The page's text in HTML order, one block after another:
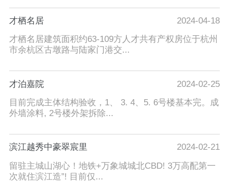
才栖名居
2024-04-18
才栖名居建筑面积约63-109方人才共有产权房位于杭州
市余杭区古墩路与陆家门港交...
才泊嘉院
2024-02-25
目前完成主体结构验收，1、 3. 4、5. 6号楼基本完。成
外墙涂料, 2号楼外架拆除...
滨江越秀中豪翠宸里
2024-02-21
留驻主城山湖心！地铁+万象城城北CBD! 3万高配第一
次就住滨江造”! 目前仅...